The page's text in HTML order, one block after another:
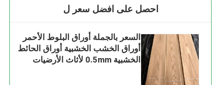
احصل على افضل سعر ل
السعر بالجملة أوراق البلوط الأحمر
أوراق الخشب الخشبية أوراق الحائط
الخشبية 0.5mm لأثاث الأرضيات